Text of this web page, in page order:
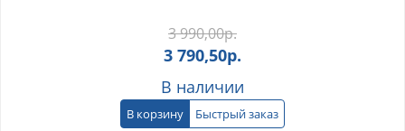
3 990,00р.
3 790,50р.
В наличии
В корзину Быстрый заказ